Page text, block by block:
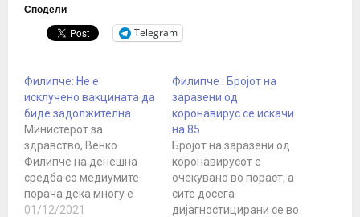
Сподели
Telegram
Филипче: Не е
исклучено вакцината да
биде задолжителна
Министерот за
здравство, Венко
Филипче на денешна
средба со медиумите
порача дека многу е
важно матичните
01/12/2021
Филипче : Бројот на
заразени од
коронавирус се искачи
на 85
Бројот на заразени од
коронавирусот е
очекувано во пораст, а
сите досега
дијагностицирани се во